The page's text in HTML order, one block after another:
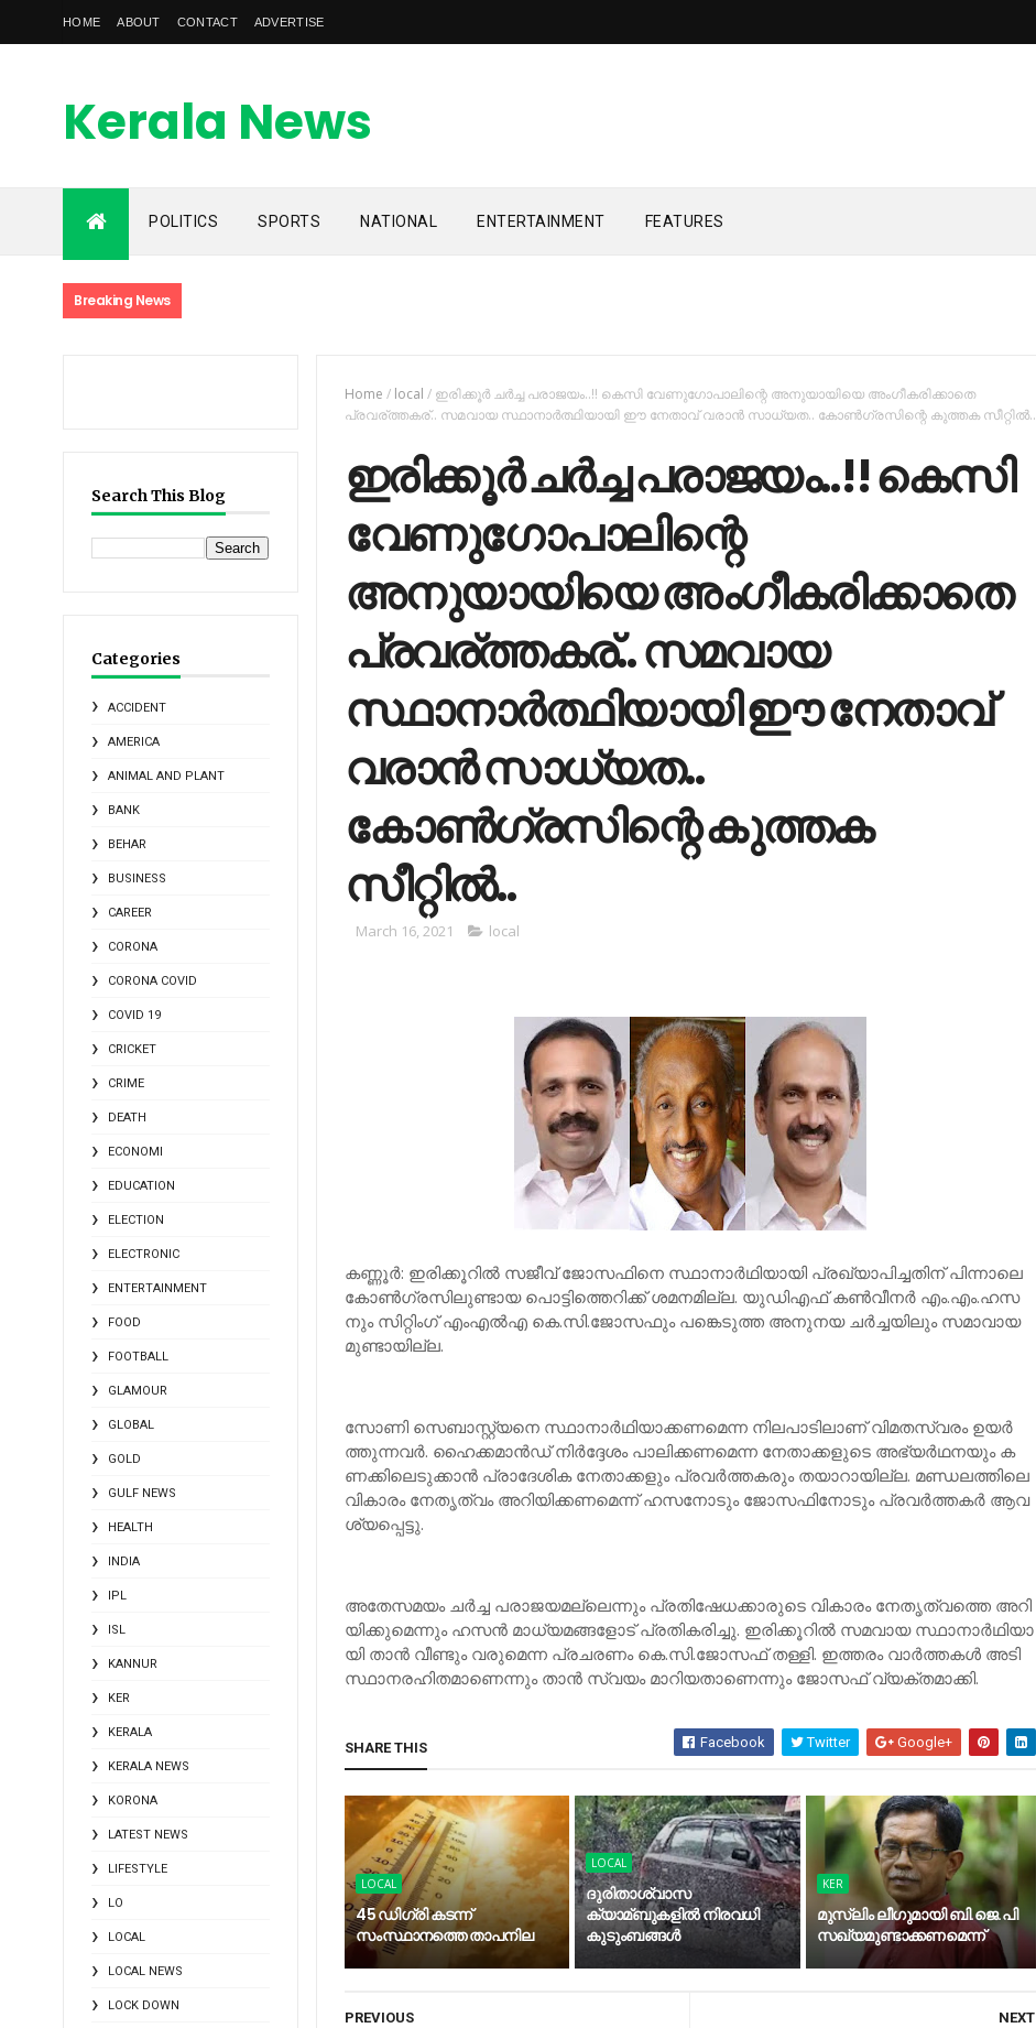
HOME ABOUT CONTACT ADVERTISE
Kerala News
Feed
kerala news feed is the one of the best malayalam online
POLITICS SPORTS NATIONAL ENTERTAINMENT FEATURES
Breaking News
Search This Blog
Categories
ACCIDENT
AMERICA
ANIMAL AND PLANT
BANK
BEHAR
BUSINESS
CAREER
CORONA
CORONA COVID
COVID 19
CRICKET
CRIME
DEATH
ECONOMI
EDUCATION
ELECTION
ELECTRONIC
ENTERTAINMENT
FOOD
FOOTBALL
GLAMOUR
GLOBAL
GOLD
GULF NEWS
HEALTH
INDIA
IPL
ISL
KANNUR
KER
KERALA
KERALA NEWS
KORONA
LATEST NEWS
LIFESTYLE
LO
LOCAL
LOCAL NEWS
LOCK DOWN
Home / local / ഇരിക്കൂർ ച​ര്‍​ച്ച പ​രാ​ജ​യം..!! കെസി വേണുഗോപാലിന്റെ അനുയായിയെ അംഗീകരിക്കാതെ
പ്രവര്ത്തകര്.. സമവായ സ്ഥാനാർത്ഥിയായി ഈ നേതാവ് വരാൻ സാധ്യത.. കോൺഗ്രസിന്റെ കുത്തക സീറ്റിൽ..
ഇരിക്കൂർ ച​ര്‍​ച്ച പ​രാ​ജ​യം..!! കെസി
വേണുഗോപാലിന്റെ
അനുയായിയെ അംഗീകരിക്കാതെ
പ്രവര്ത്തകര്.. സമവായ
സ്ഥാനാർത്ഥിയായി ഈ നേതാവ്
വരാൻ സാധ്യത..
കോൺഗ്രസിന്റെ കുത്തക
സീറ്റിൽ..
March 16, 2021 local
ക​ണ്ണൂ​ര്‍: ഇ​രി​ക്കൂ​റി​ല്‍ സ​ജീ​വ് ജോ​സ​ഫി​നെ സ്ഥാ​നാ​ര്‍​ഥി​യാ​യി പ്ര​ഖ്യാ​പി​ച്ച​തി​ന് പി​ന്നാ​ലെ
കോ​ണ്‍​ഗ്ര​സി​ലു​ണ്ടാ​യ പൊ​ട്ടി​ത്തെ​റി​ക്ക് ശ​മ​ന​മി​ല്ല. യു​ഡി​എ​ഫ് ക​ണ്‍​വീ​ന​ര്‍ എം.​എം.​ഹ​സ​
നും സി​റ്റിം​ഗ് എം​എ​ല്‍​എ കെ.​സി.​ജോ​സ​ഫും പ​ങ്കെ​ടു​ത്ത അ​നു​ന​യ ച​ര്‍​ച്ച​യി​ലും സ​മാ​വാ​യ​
മു​ണ്ടാ​യി​ല്ല.
സോ​ണി സെ​ബാ​സ്റ്റ്യ​നെ സ്ഥാ​നാ​ര്‍​ഥി​യാ​ക്ക​ണ​മെ​ന്ന നി​ല​പാ​ടി​ലാ​ണ് വി​മ​ത​സ്വ​രം ഉ​യ​ര്‍​
ത്തു​ന്ന​വ​ര്‍. ഹൈ​ക്ക​മാ​ന്‍​ഡ് നി​ര്‍​ദ്ദേ​ശം പാ​ലി​ക്ക​ണ​മെ​ന്ന നേ​താ​ക്ക​ളു​ടെ അ​ഭ്യ​ര്‍​ഥ​ന​യും ക​
ണ​ക്കി​ലെ​ടു​ക്കാ​ന്‍ പ്രാ​ദേ​ശി​ക നേ​താ​ക്ക​ളും പ്ര​വ​ര്‍​ത്ത​ക​രും ത​യാ​റാ​യി​ല്ല. മ​ണ്ഡ​ല​ത്തി​ലെ
വി​കാ​രം നേ​തൃ​ത്വം അ​റി​യി​ക്ക​ണ​മെ​ന്ന് ഹ​സ​നോ​ടും ജോ​സ​ഫി​നോ​ടും പ്ര​വ​ര്‍​ത്ത​ക​ര്‍ ആ​വ​
ശ്യ​പ്പെ​ട്ടു.
അ​തേ​സ​മ​യം ച​ര്‍​ച്ച പ​രാ​ജ​യ​മ​ല്ലെ​ന്നും പ്ര​തി​ഷേ​ധ​ക്കാ​രു​ടെ വി​കാ​രം നേ​തൃ​ത്വ​ത്തെ അ​റി​
യി​ക്കു​മെ​ന്നും ഹ​സ​ന്‍ മാ​ധ്യ​മ​ങ്ങ​ളോ​ട് പ്ര​തി​ക​രി​ച്ചു. ഇ​രി​ക്കൂ​റി​ല്‍ സ​മ​വാ​യ സ്ഥാ​നാ​ര്‍​ഥി​യാ​
യി താ​ന്‍ വീ​ണ്ടും വ​രു​മെ​ന്ന പ്ര​ച​ര​ണം കെ.​സി.​ജോ​സ​ഫ് ത​ള്ളി. ഇ​ത്ത​രം വാ​ര്‍​ത്ത​ക​ള്‍ അ​ടി​
സ്ഥാ​ന​ര​ഹി​ത​മാ​ണെ​ന്നും താ​ന്‍ സ്വ​യം മാ​റി​യ​താ​ണെ​ന്നും ജോ​സ​ഫ് വ്യ​ക്ത​മാ​ക്കി.
SHARE THIS Facebook Twitter Google+
LOCAL
45 ഡിഗ്രി കടന്ന്
സംസ്ഥാനത്തെ താപനില
LOCAL
ദുരിതാശ്വാസ
ക്യാമ്ബുകളിൽ നിരവധി
കുടുംബങ്ങൾ
KER
മുസ്‍ലിം ലീഗുമായി ബി.ജെ.പി
സഖ്യമുണ്ടാക്കണമെന്ന്
NEXT
PREVIOUS